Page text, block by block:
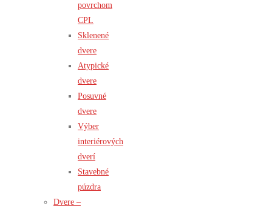
povrchom
CPL
Sklenené
dvere
Atypické
dvere
Posuvné
dvere
Výber
interiérových
dverí
Stavebné
púzdra
Dvere –